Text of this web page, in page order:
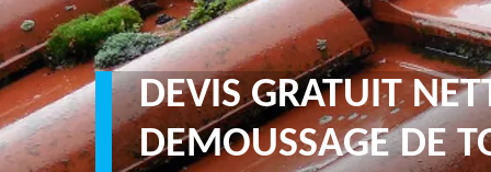
DEVIS GRATUIT
DEMOUSSAGE DE